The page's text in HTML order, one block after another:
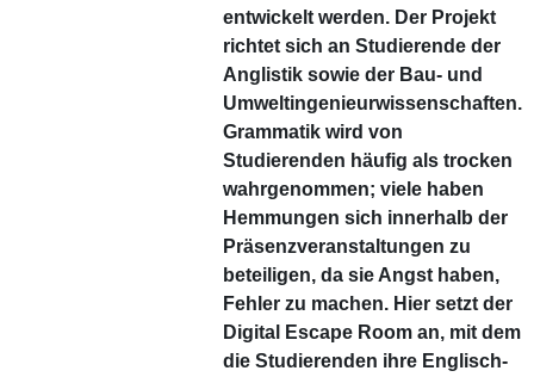
entwickelt werden. Der Projekt
richtet sich an Studierende der
Anglistik sowie der Bau- und
Umweltingenieurwissenschaften.
Grammatik wird von
Studierenden häufig als trocken
wahrgenommen; viele haben
Hemmungen sich innerhalb der
Präsenzveranstaltungen zu
beteiligen, da sie Angst haben,
Fehler zu machen. Hier setzt der
Digital Escape Room an, mit dem
die Studierenden ihre Englisch-